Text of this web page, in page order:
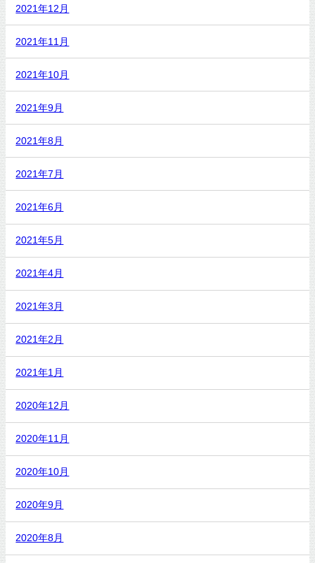
2021年12月
2021年11月
2021年10月
2021年9月
2021年8月
2021年7月
2021年6月
2021年5月
2021年4月
2021年3月
2021年2月
2021年1月
2020年12月
2020年11月
2020年10月
2020年9月
2020年8月